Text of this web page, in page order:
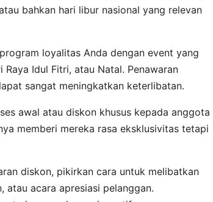
bahkan hari libur nasional yang relevan
loyalitas Anda dengan event yang
Idul Fitri, atau Natal. Penawaran
sangat meningkatkan keterlibatan.
awal atau diskon khusus kepada anggota
memberi mereka rasa eksklusivitas tetapi
diskon, pikirkan cara untuk melibatkan
atau acara apresiasi pelanggan.